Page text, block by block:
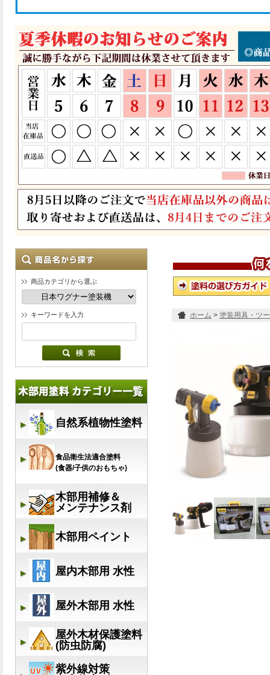
商品カテゴリから選ぶ
キーワードを入力 ホーム > 塗装用具・ツ